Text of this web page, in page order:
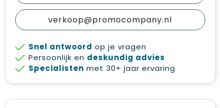
verkoop@promocompany.nl
Snel antwoord op je vragen
Persoonlijk en deskundig advies
Specialisten met 30+ jaar ervaring